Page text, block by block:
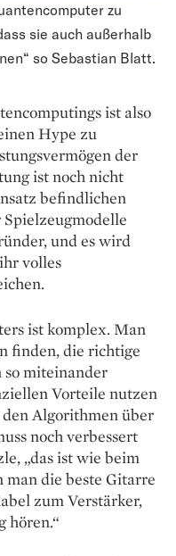
zu
sie auch außerhalb
so Sebastian Blatt.
ist also
Hype zu
der
ist noch nicht
befindlichen
und es wird
volles
ist komplex. Man
finden, die richtige
so miteinander
Vorteile nutzen
den Algorithmen über
noch verbessert
„das ist wie beim
die beste Gitarre
zum Verstärker,
hören.“